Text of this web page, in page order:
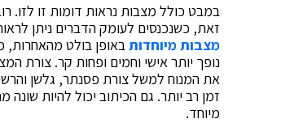
במבט כולל מצבות נראות דומות זו לזו.
זאת, כשנכנסים לעומק הדברים ניתן
מצבות מיוחדותבאופן בולט מהאחרות,
נופך יותר אישי וחמים ופחות קר. צורת
את המנוח למשל צורת פסנתר, גלשן
זמן רב יותר. גם הכיתוב יכול להיות שונה
מיוחד.